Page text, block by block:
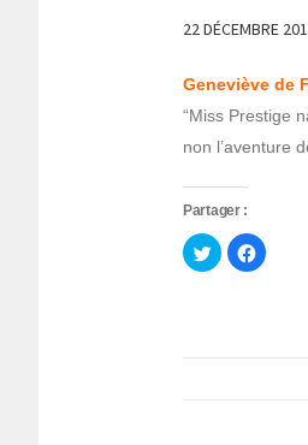
22 DÉCEMBRE
Geneviève de
“Miss Prestige
non l’aventure
Partager :
Cliquez
pour
partager
Cliquez
pour